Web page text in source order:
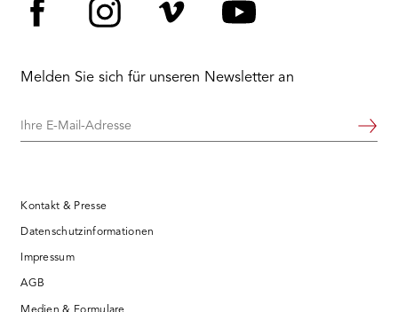
Melden Sie sich für unseren Newsletter an
Ihre
Weiter
Kontakt & Presse
Datenschutzinformationen
Impressum
AGB